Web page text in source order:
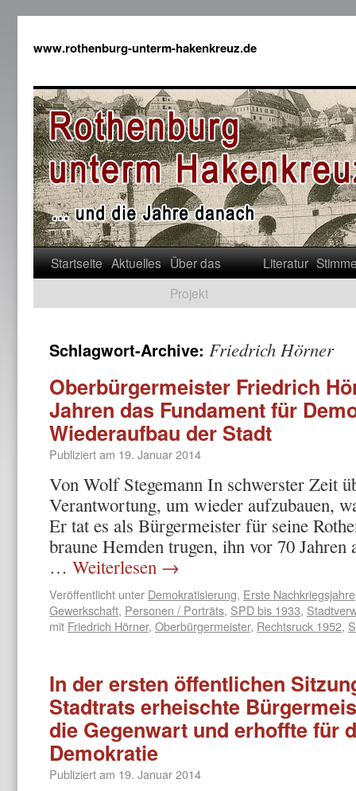
www.rothenburg-unterm-hakenkreuz.de
Startseite Aktuelles Über das
Projekt
Literatur
Schlagwort-Archive: Friedrich Hörner
Oberbürgermeister Friedrich
Jahren das Fundament für
Wiederaufbau der Stadt
Publiziert am 19. Januar 2014
Von Wolf Stegemann In schwerster Zeit
Verantwortung, um wieder aufzubauen,
Er tat es als Bürgermeister für seine
braune Hemden trugen, ihn vor 70 Jahren
… Weiterlesen →
Veröffentlicht unter Demokratisierung, Erste Nachkriegsjahre
Gewerkschaft, Personen / Porträts, SPD bis 1933,
mit Friedrich Hörner, Oberbürgermeister, Rechtsruck 1952,
In der ersten öffentlichen
Stadtrats erheischte
die Gegenwart und erhoffte für
Demokratie
Publiziert am 19. Januar 2014